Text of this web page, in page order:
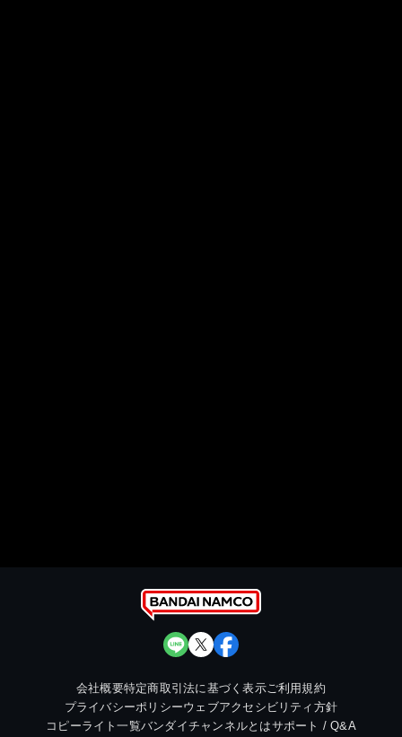
会社概要特定商取引法に基づく表示ご利用規約
プライバシーポリシーウェブアクセシビリティ方針
コピーライト一覧バンダイチャンネルとはサポート / Q&A